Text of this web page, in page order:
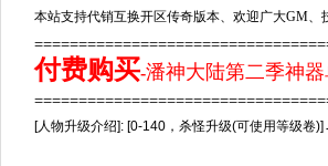
本站支持代销互换开区传奇版本、欢迎广大GM
付费购买-潘神大陆第二季神
[人物升级介绍]: [0-140，杀怪升级(可使用等级